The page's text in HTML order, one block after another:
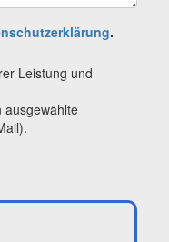
.
Leistung und
ausgewählte